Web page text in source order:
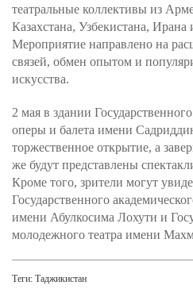
театральные коллективы из
Казахстана, Узбекистана,
Мероприятие направлено на
связей, обмен опытом и
искусства.
2 мая в здании
оперы и балета имени
торжественное открытие, а
же будут представлены
Кроме того, зрители могут
Государственного
имени Абулкосима Лохути и
молодежного театра имени
Теги: Таджикистан